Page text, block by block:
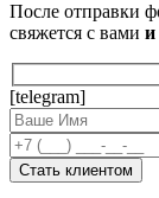
После отправки
свяжется с вами и
[telegram]